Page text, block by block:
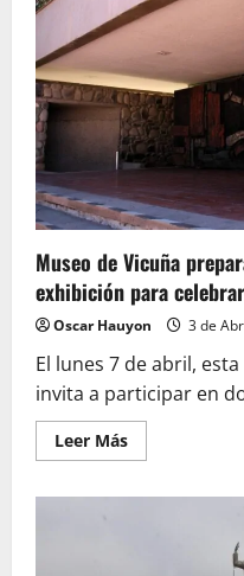
línea
de
conciertos
comunitarios
en
espacios
no
Museo de Vicuña
exhibición para
Oscar Hauyon 3 de
El lunes 7 de abril,
invita a participar en
Leer MásLeer
más